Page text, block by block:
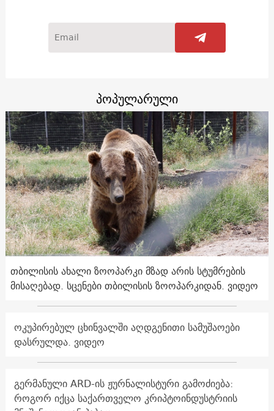
პოპულარული
თბილისის ახალი ზოოპარკი მზად არის სტუმრების
მისაღებად. სცენები თბილისის ზოოპარკიდან. ვიდეო
ოკუპირებულ ცხინვალში აღდგენითი სამუშაოები
დასრულდა. ვიდეო
გერმანული ARD-ის ჟურნალისტური გამოძიება:
როგორ იქცა საქართველო კრიპტოინდუსტრიის